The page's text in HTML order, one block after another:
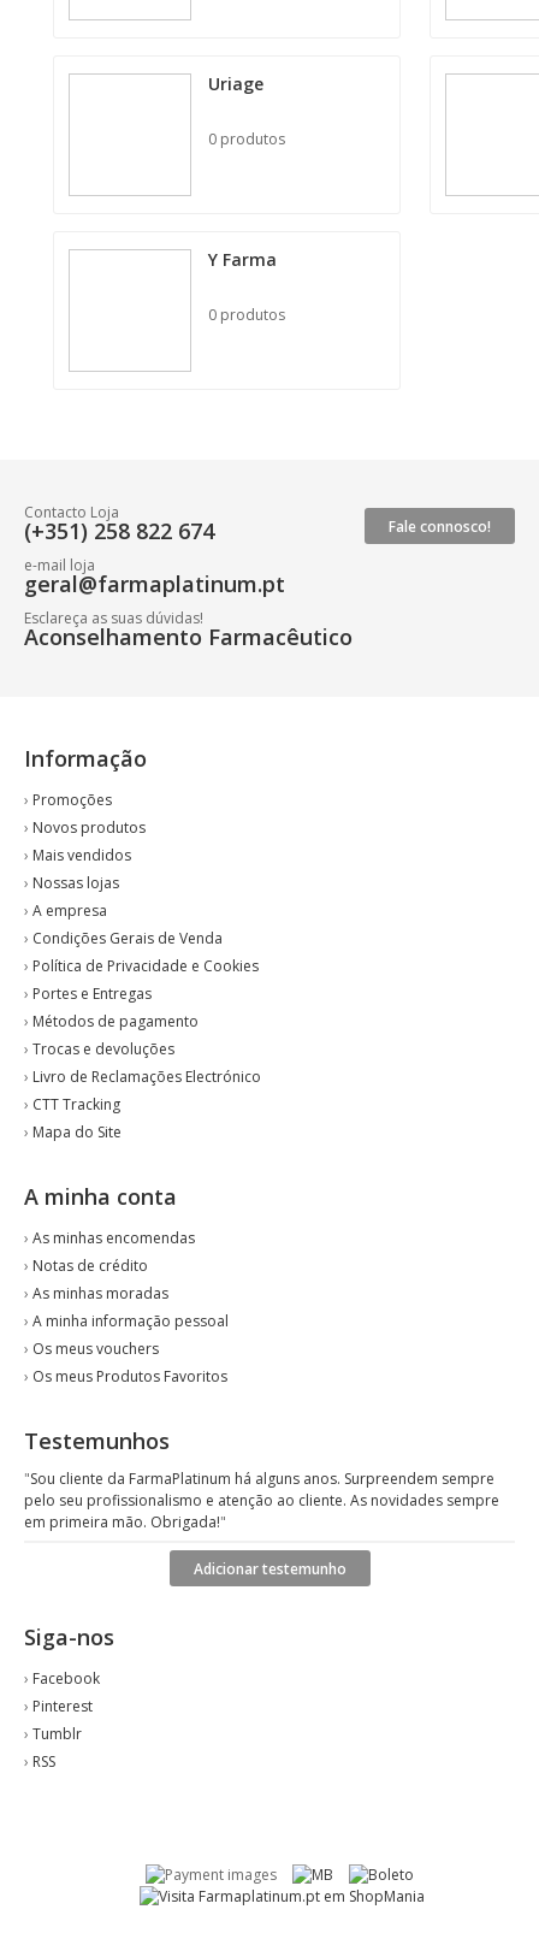
Uriage
0 produtos
Y Farma
0 produtos
Fale connosco!
Contacto Loja
(+351) 258 822 674
e-mail loja
geral@farmaplatinum.pt
Esclareça as suas dúvidas!
Aconselhamento Farmacêutico
Informação
› Promoções
› Novos produtos
› Mais vendidos
› Nossas lojas
› A empresa
› Condições Gerais de Venda
› Política de Privacidade e Cookies
› Portes e Entregas
› Métodos de pagamento
› Trocas e devoluções
› Livro de Reclamações Electrónico
› CTT Tracking
› Mapa do Site
A minha conta
› As minhas encomendas
› Notas de crédito
› As minhas moradas
› A minha informação pessoal
› Os meus vouchers
› Os meus Produtos Favoritos
Testemunhos
"Sou cliente da FarmaPlatinum há alguns anos. Surpreendem sempre
pelo seu profissionalismo e atenção ao cliente. As novidades sempre
em primeira mão. Obrigada!"
Adicionar testemunho
Siga-nos
› Facebook
› Pinterest
› Tumblr
› RSS